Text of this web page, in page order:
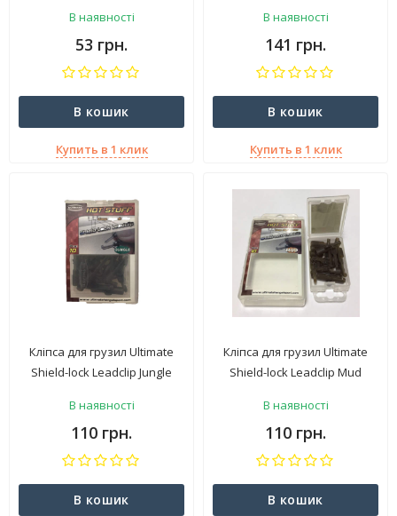
В наявності
53 грн.
В кошик
Купить в 1 клик
В наявності
141 грн.
В кошик
Купить в 1 клик
Кліпса для грузил Ultimate
Shield-lock Leadclip Jungle
В наявності
110 грн.
В кошик
Кліпса для грузил Ultimate
Shield-lock Leadclip Mud
В наявності
110 грн.
В кошик